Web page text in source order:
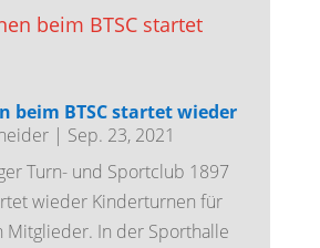
beim BTSC startet wieder
| Sep. 23, 2021
Turn- und Sportclub 1897
wieder Kinderturnen für
Mitglieder. In der Sporthalle